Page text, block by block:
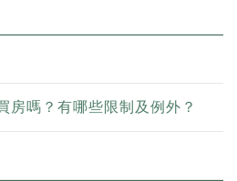
房嗎？有哪些限制及例外？